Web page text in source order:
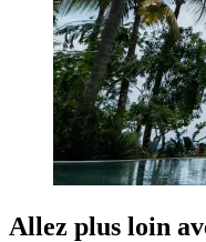
Allez plus loin